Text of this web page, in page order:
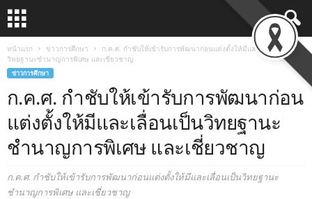
หน้าแรก ข่าวการศึกษา
ก.ค.ศ. กำชับให้เข้ารับการพัฒนาก่อนแต่งตั้งให้มีและเลื่อนเป็น
วิทยฐานะชำนาญการพิเศษ และเชี่ยวชาญ
ข่าวการศึกษา
ก.ค.ศ. กำชับให้เข้ารับการพัฒนาก่อน
แต่งตั้งให้มีและเลื่อนเป็นวิทยฐานะ
ชำนาญการพิเศษ และเชี่ยวชาญ
ก.ค.ศ. กำชับให้เข้ารับการพัฒนาก่อนแต่งตั้งให้มีและเลื่อนเป็นวิทยฐานะ
ชำนาญการพิเศษ และเชี่ยวชาญ